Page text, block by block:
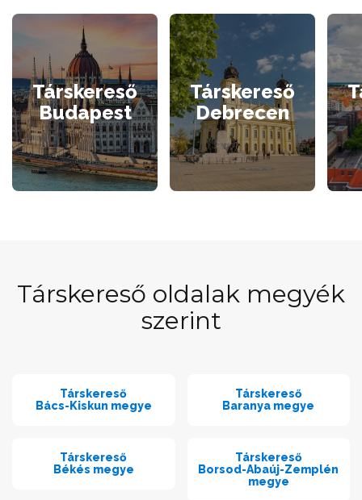
Társkereső
Budapest
Társkereső
Debrecen
Társkereső oldalak megyék
szerint
Társkereső
Bács-Kiskun megye
Társkereső
Baranya megye
Társkereső
Békés megye
Társkereső
Borsod-Abaúj-Zemplén
megye